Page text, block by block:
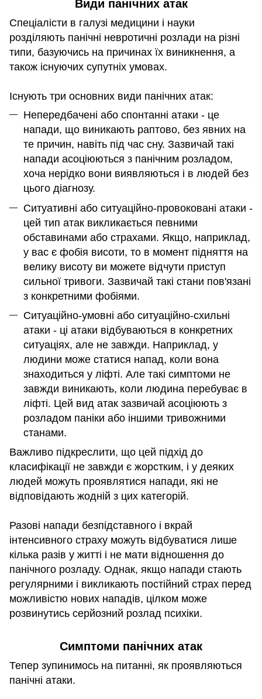
Види панічних атак
Спеціалісти в галузі медицини і науки
розділяють панічні невротичні розлади на різні
типи, базуючись на причинах їх виникнення, а
також існуючих супутніх умовах.
Існують три основних види панічних атак:
Непередбачені або спонтанні атаки - це
напади, що виникають раптово, без явних на
те причин, навіть під час сну. Зазвичай такі
напади асоціюються з панічним розладом,
хоча нерідко вони виявляються і в людей без
цього діагнозу.
Ситуативні або ситуаційно-провоковані атаки -
цей тип атак викликається певними
обставинами або страхами. Якщо, наприклад,
у вас є фобія висоти, то в момент підняття на
велику висоту ви можете відчути приступ
сильної тривоги. Зазвичай такі стани пов'язані
з конкретними фобіями.
Ситуаційно-умовні або ситуаційно-схильні
атаки - ці атаки відбуваються в конкретних
ситуаціях, але не завжди. Наприклад, у
людини може статися напад, коли вона
знаходиться у ліфті. Але такі симптоми не
завжди виникають, коли людина перебуває в
ліфті. Цей вид атак зазвичай асоціюють з
розладом паніки або іншими тривожними
станами.
Важливо підкреслити, що цей підхід до
класифікації не завжди є жорстким, і у деяких
людей можуть проявлятися напади, які не
відповідають жодній з цих категорій.
Разові напади безпідставного і вкрай
інтенсивного страху можуть відбуватися лише
кілька разів у житті і не мати відношення до
панічного розладу. Однак, якщо напади стають
регулярними і викликають постійний страх перед
можливістю нових нападів, цілком може
розвинутись серйозний розлад психіки.
Симптоми панічних атак
Тепер зупинимось на питанні, як проявляються
панічні атаки.